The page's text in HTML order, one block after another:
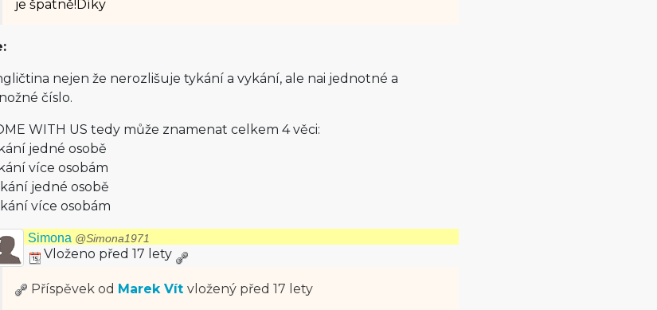
je špatně!Díky
nejen že nerozlišuje tykání a vykání, ale nai jednotné a
číslo.
WITH US tedy může znamenat celkem 4 věci:
jedné osobě
více osobám
jedné osobě
více osobám
Simona @Simona1971
Vloženo před 17 lety
Příspěvek od Marek Vít vložený před 17 lety